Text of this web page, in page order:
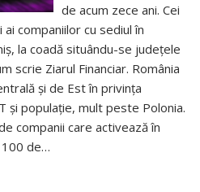
de acum zece ani. Cei
companiilor cu sediul în
la coadă situându-se județele
scrie Ziarul Financiar. România
și de Est în privința
și populație, mult peste Polonia.
companii care activează în
100 de…